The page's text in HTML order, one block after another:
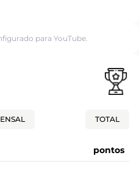
para YouTube.
TOTAL
pontos